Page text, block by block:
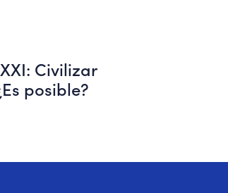
Civilizar
posible?